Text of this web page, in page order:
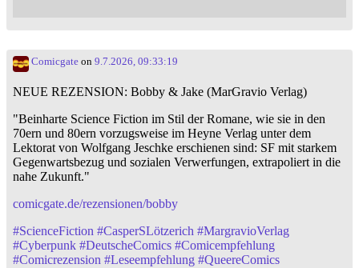
Comicgate on 9.7.2026, 09:33:19
NEUE REZENSION: Bobby & Jake (MarGravio Verlag)
"Beinharte Science Fiction im Stil der Romane, wie sie in den
70ern und 80ern vorzugsweise im Heyne Verlag unter dem
Lektorat von Wolfgang Jeschke erschienen sind: SF mit starkem
Gegenwartsbezug und sozialen Verwerfungen, extrapoliert in die
nahe Zukunft."
comicgate.de/rezensionen/bobby
#ScienceFiction #CasperSLötzerich #MargravioVerlag
#Cyberpunk #DeutscheComics #Comicempfehlung
#Comicrezension #Leseempfehlung #QueereComics